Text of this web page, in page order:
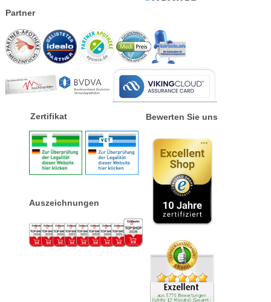
Partner
Zertifikat
Auszeichnungen
Bewerten Sie uns